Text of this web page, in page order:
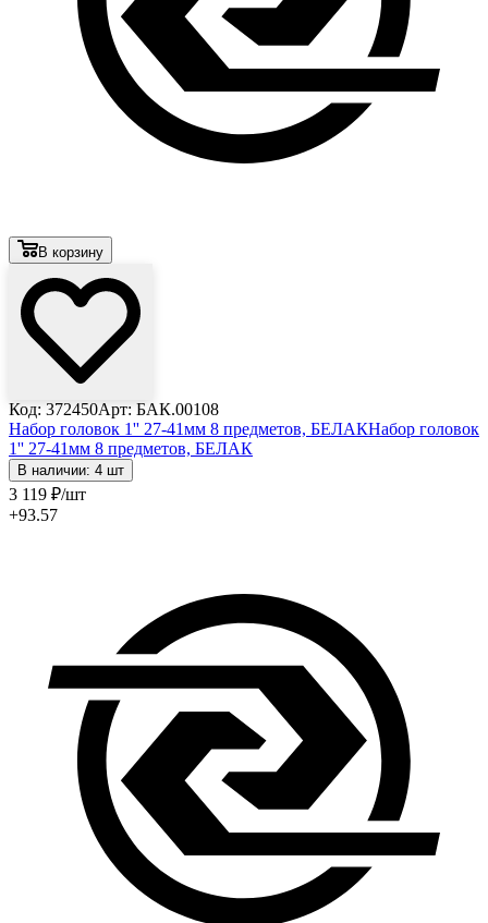
В корзину
Код: 372450Арт: БАК.00108
Набор головок 1'' 27-41мм 8 предметов, БЕЛАКНабор головок
1'' 27-41мм 8 предметов, БЕЛАК
В наличии: 4 шт
3 119 ₽/шт
+93.57